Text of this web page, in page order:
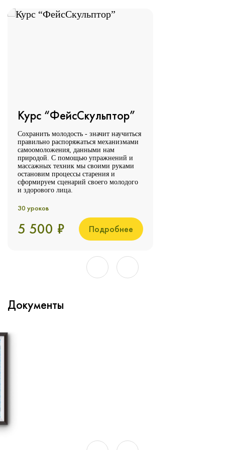
Курс “ФейсСкульптор”
Сохранить молодость - значит научиться
правильно распоряжаться механизмами
самоомоложения, данными нам
природой. С помощью упражнений и
массажных техник мы своими руками
остановим процессы старения и
сформируем сценарий своего молодого
и здорового лица.
30 уроков
5 500 ₽ Подробнее
Документы